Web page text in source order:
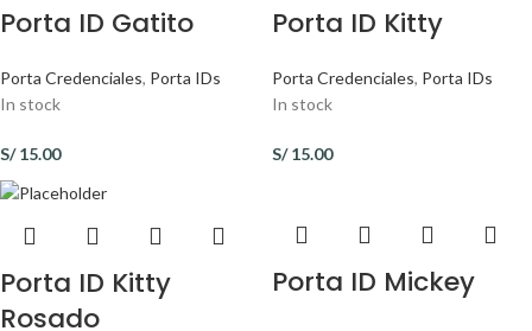
Porta ID Gatito
Porta Credenciales, Porta IDs
In stock
S/15.00
Porta ID Kitty
Porta Credenciales, Porta IDs
In stock
S/15.00
Porta ID Kitty
Rosado
Porta ID Mickey